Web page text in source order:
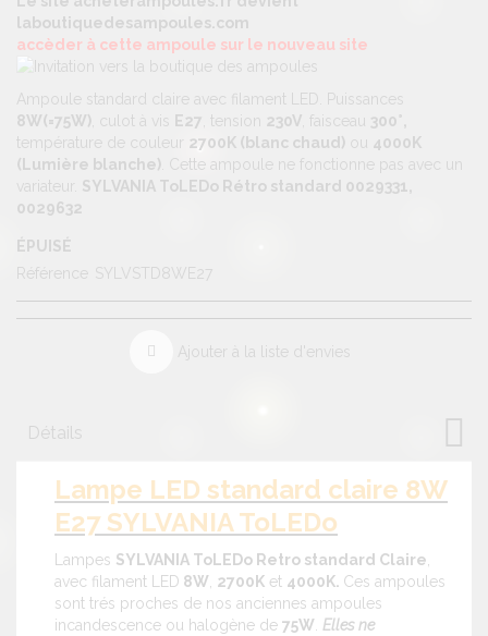
laboutiquedesampoules.com
accèder à cette ampoule sur le nouveau site
Ampoule standard claire avec filament LED. Puissances
8W(=75W)
, culot à vis E27 , tension 230V , faisceau 300°,
température de couleur 2700K (blanc chaud) ou 4000K
(Lumière blanche)
. Cette ampoule ne fonctionne pas avec un
variateur. SYLVANIA ToLEDo Rétro standard 0029331,
0029632
ÉPUISÉ
Référence SYLVSTD8WE27
Ajouter à la liste d'envies
Détails
Lampe LED standard claire 8W
E27 SYLVANIA ToLEDo
Lampes SYLVANIA ToLEDo Retro standard Claire
avec filament LED 8W 2700K et 4000K. Ces ampoules
sont trés proches de nos anciennes ampoules
incandescence ou halogène de 75W Elles ne